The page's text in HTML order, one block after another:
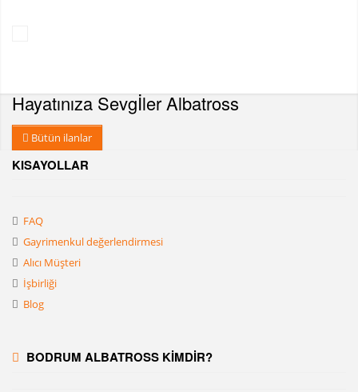
Hayatınıza SevgİlerAlbatross
Bütün ilanlar
KISAYOLLAR
FAQ
Gayrimenkul değerlendirmesi
Alıcı Müşteri
İşbirliği
Blog
BODRUM ALBATROSS KİMDİR?